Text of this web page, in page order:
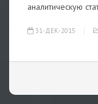
аналитическую
31-ДЕК-2015